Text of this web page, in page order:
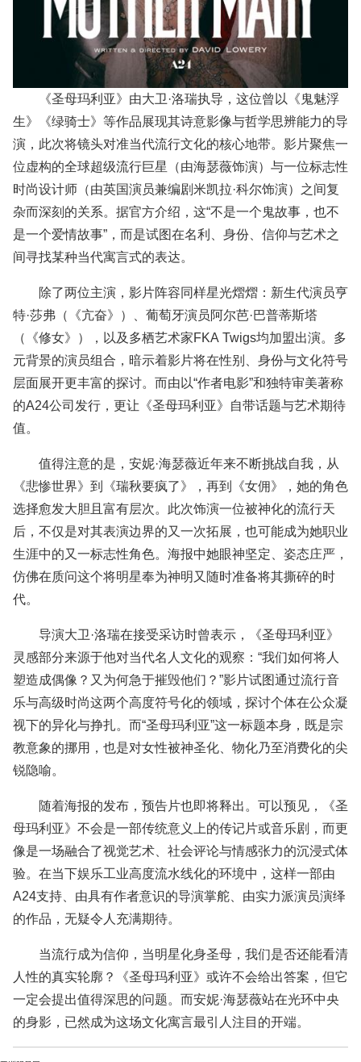
《圣母玛利亚》由大卫·洛瑞执导，这位曾以《鬼魅浮
生》《绿骑士》等作品展现其诗意影像与哲学思辨能力的导
演，此次将镜头对准当代流行文化的核心地带。影片聚焦一
位虚构的全球超级流行巨星（由海瑟薇饰演）与一位标志性
时尚设计师（由英国演员兼编剧米凯拉·科尔饰演）之间复
杂而深刻的关系。据官方介绍，这“不是一个鬼故事，也不
是一个爱情故事”，而是试图在名利、身份、信仰与艺术之
间寻找某种当代寓言式的表达。
除了两位主演，影片阵容同样星光熠熠：新生代演员亨
特·莎弗（《亢奋》）、葡萄牙演员阿尔芭·巴普蒂斯塔
（《修女》），以及多栖艺术家FKA Twigs均加盟出演。多
元背景的演员组合，暗示着影片将在性别、身份与文化符号
层面展开更丰富的探讨。而由以“作者电影”和独特审美著称
的A24公司发行，更让《圣母玛利亚》自带话题与艺术期待
值。
值得注意的是，安妮·海瑟薇近年来不断挑战自我，从
《悲惨世界》到《瑞秋要疯了》，再到《女佣》，她的角色
选择愈发大胆且富有层次。此次饰演一位被神化的流行天
后，不仅是对其表演边界的又一次拓展，也可能成为她职业
生涯中的又一标志性角色。海报中她眼神坚定、姿态庄严，
仿佛在质问这个将明星奉为神明又随时准备将其撕碎的时
代。
导演大卫·洛瑞在接受采访时曾表示，《圣母玛利亚》
灵感部分来源于他对当代名人文化的观察：“我们如何将人
塑造成偶像？又为何急于摧毁他们？”影片试图通过流行音
乐与高级时尚这两个高度符号化的领域，探讨个体在公众凝
视下的异化与挣扎。而“圣母玛利亚”这一标题本身，既是宗
教意象的挪用，也是对女性被神圣化、物化乃至消费化的尖
锐隐喻。
随着海报的发布，预告片也即将释出。可以预见，《圣
母玛利亚》不会是一部传统意义上的传记片或音乐剧，而更
像是一场融合了视觉艺术、社会评论与情感张力的沉浸式体
验。在当下娱乐工业高度流水线化的环境中，这样一部由
A24支持、由具有作者意识的导演掌舵、由实力派演员演绎
的作品，无疑令人充满期待。
当流行成为信仰，当明星化身圣母，我们是否还能看清
人性的真实轮廓？《圣母玛利亚》或许不会给出答案，但它
一定会提出值得深思的问题。而安妮·海瑟薇站在光环中央
的身影，已然成为这场文化寓言最引人注目的开端。